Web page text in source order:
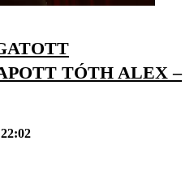
TÓTH ALEX –